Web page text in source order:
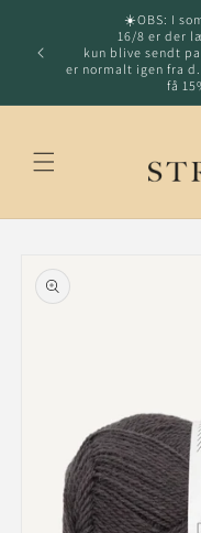
☀️OBS: I
16/8 er der
kun blive sendt
er normalt igen fra
få